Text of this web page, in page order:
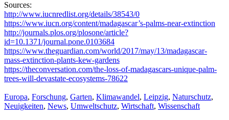
Sources:
http://www.iucnredlist.org/details/38543/0
https://www.iucn.org/content/madagascar’s-palms-near-extinction
http://journals.plos.org/plosone/article?
id=10.1371/journal.pone.0103684
https://www.theguardian.com/world/2017/may/13/madagascar-
mass-extinction-plants-kew-gardens
https://theconversation.com/the-loss-of-madagascars-unique-palm-
trees-will-devastate-ecosystems-78622
Europa, Forschung, Garten, Klimawandel, Leipzig, Naturschutz,
Neuigkeiten, News, Umweltschutz, Wirtschaft, Wissenschaft